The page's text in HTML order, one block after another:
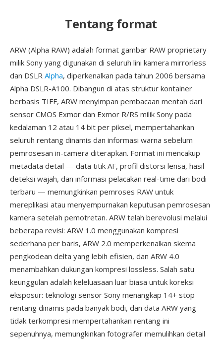
Tentang format
ARW (Alpha RAW) adalah format gambar RAW proprietary
milik Sony yang digunakan di seluruh lini kamera mirrorless
dan DSLR Alpha, diperkenalkan pada tahun 2006 bersama
Alpha DSLR-A100. Dibangun di atas struktur kontainer
berbasis TIFF, ARW menyimpan pembacaan mentah dari
sensor CMOS Exmor dan Exmor R/RS milik Sony pada
kedalaman 12 atau 14 bit per piksel, mempertahankan
seluruh rentang dinamis dan informasi warna sebelum
pemrosesan in-camera diterapkan. Format ini mencakup
metadata detail — data titik AF, profil distorsi lensa, hasil
deteksi wajah, dan informasi pelacakan real-time dari bodi
terbaru — memungkinkan pemroses RAW untuk
mereplikasi atau menyempurnakan keputusan pemrosesan
kamera setelah pemotretan. ARW telah berevolusi melalui
beberapa revisi: ARW 1.0 menggunakan kompresi
sederhana per baris, ARW 2.0 memperkenalkan skema
pengkodean delta yang lebih efisien, dan ARW 4.0
menambahkan dukungan kompresi lossless. Salah satu
keunggulan adalah keleluasaan luar biasa untuk koreksi
eksposur: teknologi sensor Sony menangkap 14+ stop
rentang dinamis pada banyak bodi, dan data ARW yang
tidak terkompresi mempertahankan rentang ini
sepenuhnya, memungkinkan fotografer memulihkan detail